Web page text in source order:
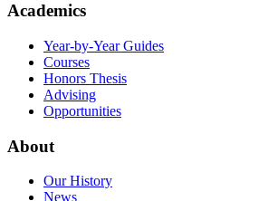
Academics
Year-by-Year Guides
Courses
Honors Thesis
Advising
Opportunities
About
Our History
News